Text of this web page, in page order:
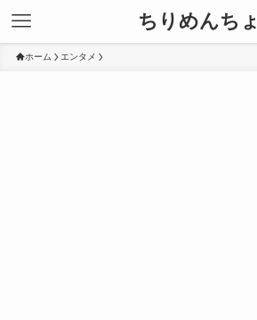
ちりめんちょ
ホーム エンタメ